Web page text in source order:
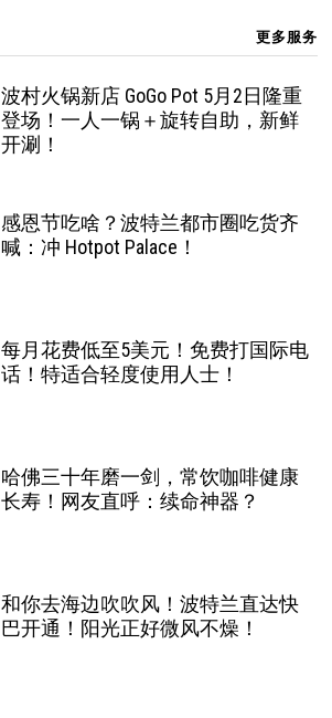
更多服务
波村火锅新店 GoGo Pot 5月2日隆重
登场！一人一锅＋旋转自助，新鲜
开涮！
感恩节吃啥？波特兰都市圈吃货齐
喊：冲 Hotpot Palace！
每月花费低至5美元！免费打国际电
话！特适合轻度使用人士！
哈佛三十年磨一剑，常饮咖啡健康
长寿！网友直呼：续命神器？
和你去海边吹吹风！波特兰直达快
巴开通！阳光正好微风不燥！